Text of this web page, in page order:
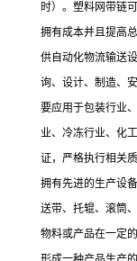
时）。塑料网带链
拥有成本并且提高
供自动化物流输送
询、设计、制造、
要应用于包装行业
业、冷冻行业、化
证，严格执行相关
拥有先进的生产设
送带、托辊、滚筒
物料或产品在一定